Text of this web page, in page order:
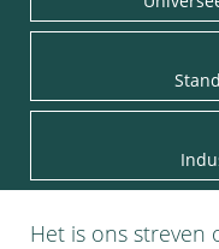
Het is ons streven